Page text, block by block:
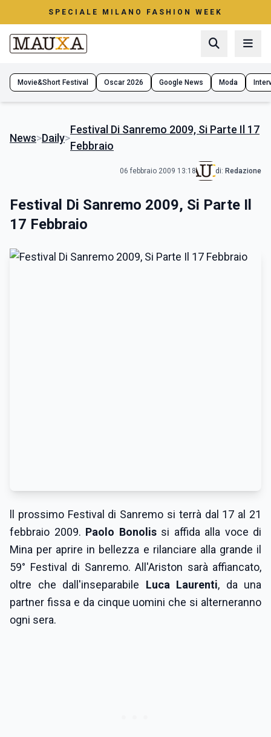
SPECIALE MILANO FASHION WEEK
Movie&Short Festival Oscar 2026 Google News Moda
News>Daily>
Festival Di Sanremo 2009, Si Parte Il 17
Febbraio
06 febbraio 2009 13:18 di: Redazione
Festival Di Sanremo 2009, Si Parte Il
17 Febbraio
ll prossimo Festival di Sanremo si terrà dal 17 al 21
febbraio 2009. Paolo Bonolissi affida alla voce di
Mina per aprire in bellezza e rilanciare alla grande il
59° Festival di Sanremo. All'Ariston sarà affiancato,
oltre che dall'inseparabile Luca Laurenti, da una
partner fissa e da cinque uomini che si alterneranno
ogni sera.